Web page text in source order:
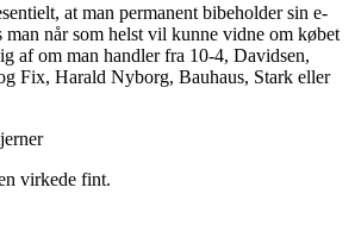
at man permanent bibeholder sin e-
man når som helst vil kunne vidne om købet
af om man handler fra 10-4, Davidsen,
Fix, Harald Nyborg, Bauhaus, Stark eller
virkede fint.